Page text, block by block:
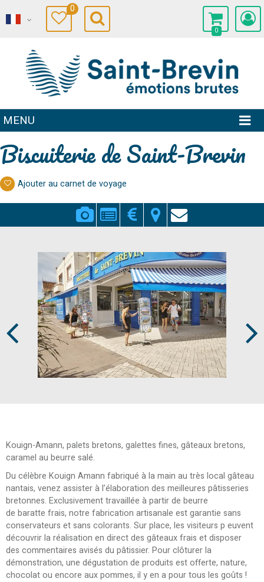
0
0
MENU
Biscuiterie de Saint-Brevin
Ajouter au carnet de voyage
Kouign-Amann, palets bretons, galettes fines, gâteaux bretons,
caramel au beurre salé.
Du célèbre Kouign Amann fabriqué à la main au très local gâteau
nantais, venez assister à l’élaboration des meilleures pâtisseries
bretonnes. Exclusivement travaillée à partir de beurre
de baratte frais, notre fabrication artisanale est garantie sans
conservateurs et sans colorants. Sur place, les visiteurs p euvent
découvrir la réalisation en direct des gâteaux frais et disposer
des commentaires avisés du pâtissier. Pour clôturer la
démonstration, une dégustation de produits est offerte, nature,
chocolat ou encore aux pommes, il y en a pour tous les goûts !